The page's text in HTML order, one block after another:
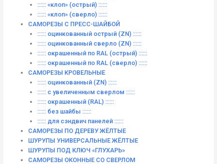
:::::: «клоп» (острый) ::::::
:::::: «клоп» (сверло) ::::::
САМОРЕЗЫ С ПРЕСС-ШАЙБОЙ
:::::: оцинкованный острый (ZN) ::::::
:::::: оцинкованный сверло (ZN) ::::::
:::::: окрашенный по RAL (острый) ::::::
:::::: окрашенный по RAL (сверло) ::::::
САМОРЕЗЫ КРОВЕЛЬНЫЕ
:::::: оцинкованный (ZN) ::::::
:::::: с увеличенным сверлом ::::::
:::::: окрашенный (RAL) ::::::
:::::: без шайбы ::::::
:::::: для сэндвич панелей ::::::
САМОРЕЗЫ ПО ДЕРЕВУ ЖЁЛТЫЕ
ШУРУПЫ УНИВЕРСАЛЬНЫЕ ЖЁЛТЫЕ
ШУРУПЫ ПОД КЛЮЧ «ГЛУХАРЬ»
САМОРЕЗЫ ОКОННЫЕ СО СВЕРЛОМ